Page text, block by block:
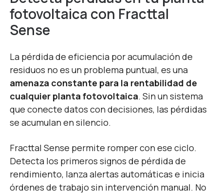
fotovoltaica con Fracttal
Sense
La pérdida de eficiencia por acumulación de
residuos no es un problema puntual, es una
amenaza constante para la rentabilidad de
cualquier planta fotovoltaica. Sin un sistema
que conecte datos con decisiones, las pérdidas
se acumulan en silencio.
Fracttal Sense permite romper con ese ciclo.
Detecta los primeros signos de pérdida de
rendimiento, lanza alertas automáticas e inicia
órdenes de trabajo sin intervención manual. No